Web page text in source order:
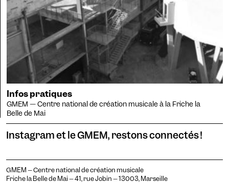
Infos pratiques
GMEM — Centre national de création musicale à la Friche la
Belle de Mai
Instagram et le GMEM, restons connectés !
GMEM – Centre national de création musicale
Friche la Belle de Mai – 41, rue Jobin – 13003, Marseille